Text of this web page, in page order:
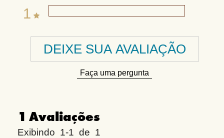
1
DEIXE SUA AVALIAÇÃO
Faça uma pergunta
1 Avaliações
Exibindo 1-1 de 1